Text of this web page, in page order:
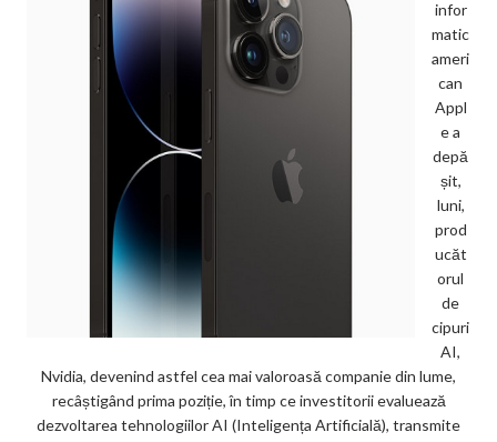
infor
matic
ameri
can
Appl
e a
depă
șit,
luni,
prod
ucăt
orul
de
cipuri
AI,
Nvidia, devenind astfel cea mai valoroasă companie din lume,
recâștigând prima poziție, în timp ce investitorii evaluează
dezvoltarea tehnologiilor AI (Inteligența Artificială), transmite